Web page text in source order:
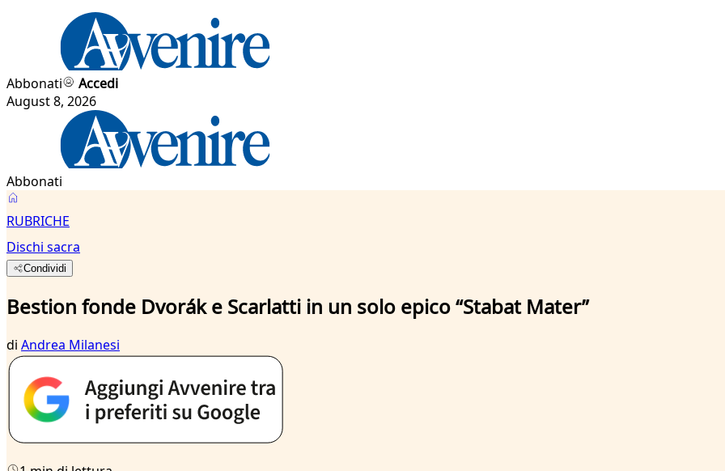
Abbonati
Accedi
August 8, 2026
Abbonati
RUBRICHE
Dischi sacra
Condividi
Bestion fonde Dvorák e Scarlatti in un solo epico “Stabat Mater”
di Andrea Milanesi